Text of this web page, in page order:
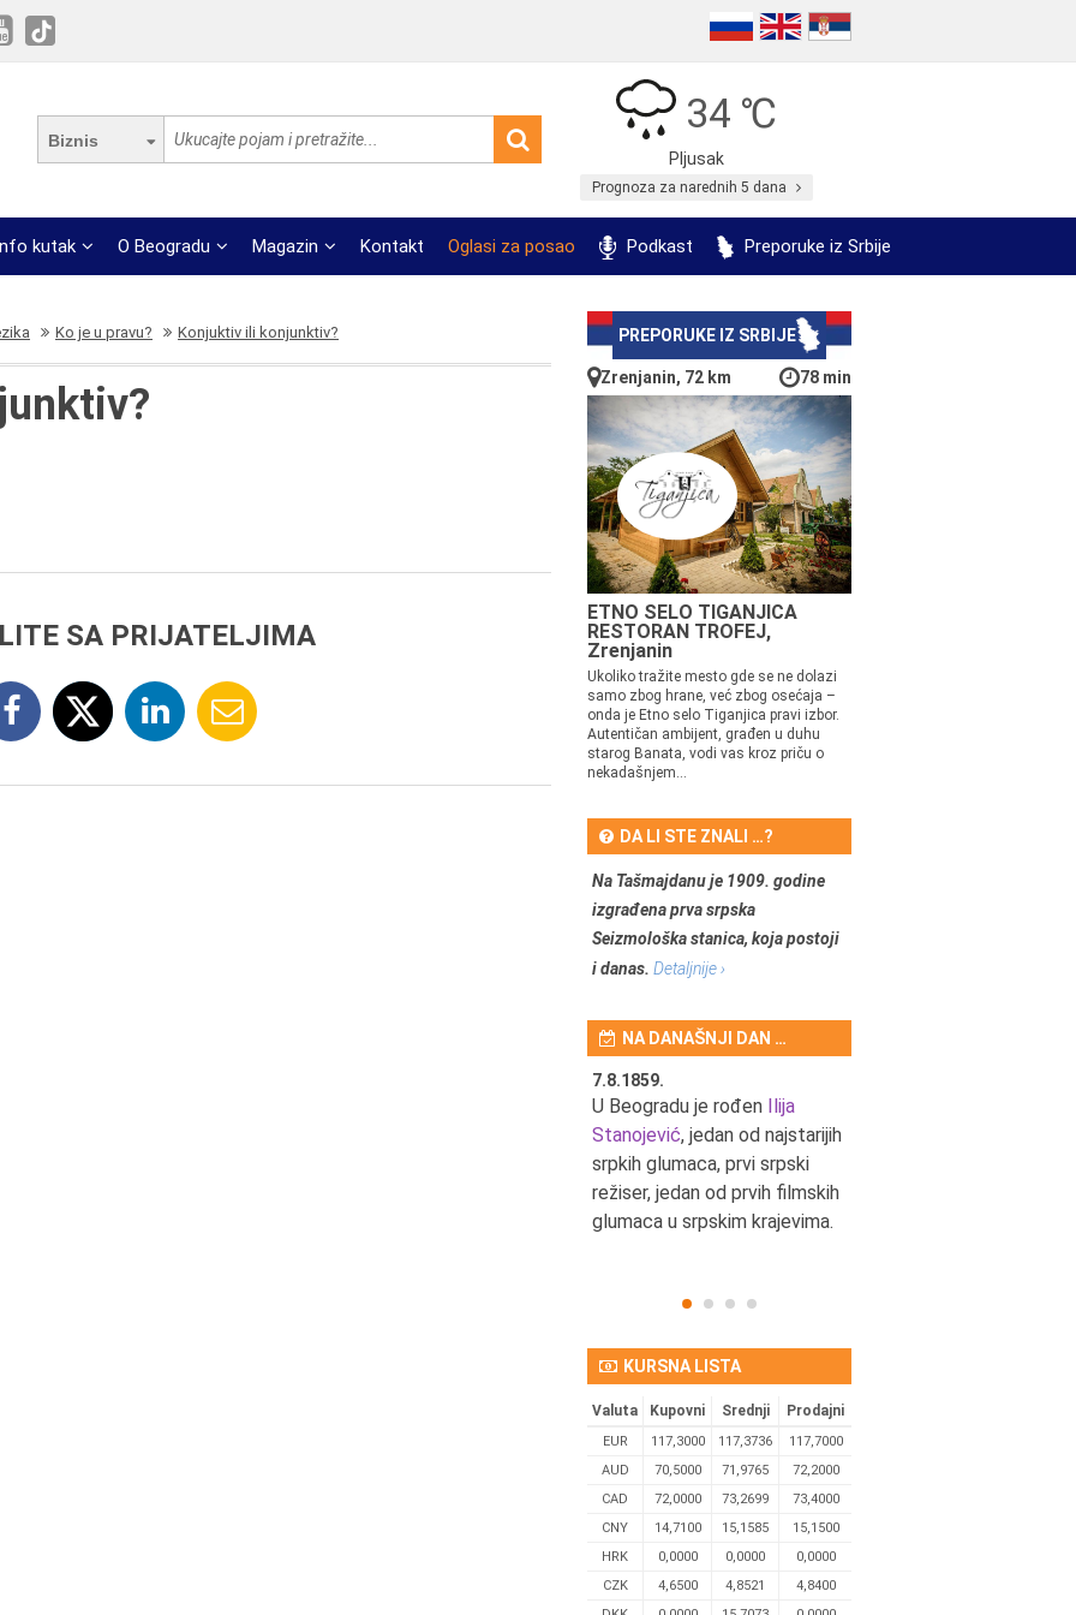
Biznis
34 ℃
Pljusak
Prognoza za narednih 5 dana
kutak O Beogradu Magazin Kontakt Oglasi za posao Podkast Preporuke iz Srbije
Ko je u pravu? Konjuktiv ili konjunktiv?
SA PRIJATELJIMA
PREPORUKE IZ SRBIJE
Zrenjanin, 72 km 78 min
ETNO SELO TIGANJICA
RESTORAN TROFEJ,
Zrenjanin
Ukoliko tražite mesto gde se ne dolazi
samo zbog hrane, već zbog osećaja –
onda je Etno selo Tiganjica pravi izbor.
Autentičan ambijent, građen u duhu
starog Banata, vodi vas kroz priču o
nekadašnjem...
DA LI STE ZNALI …?
Na Tašmajdanu je 1909. godine
izgrađena prva srpska
Seizmološka stanica, koja postoji
i danas. Detaljnije ›
NA DANAŠNJI DAN …
7.8.1859.
U Beogradu je rođen Ilija
Stanojević, jedan od najstarijih
srpkih glumaca, prvi srpski
režiser, jedan od prvih filmskih
glumaca u srpskim krajevima.
KURSNA LISTA
Valuta Kupovni Srednji Prodajni
EUR 117,3000 117,3736
117,7000
AUD
70,5000 71,9765
72,2000
CAD
72,0000 73,2699
73,4000
CNY
14,7100 15,1585
15,1500
HRK
0,0000 0,0000
0,0000
CZK
4,6500 4,8521
4,8400